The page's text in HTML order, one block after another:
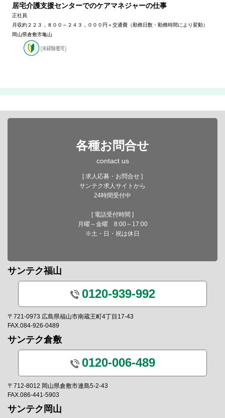
居宅介護支援センターでのケアマネジャーの仕事
正社員
月収約２２３，８００～２４３，０００円＋交通費（勤務日数・勤務時間により変動）
岡山県倉敷市亀山
各種お問合せ
contact us
[ 求人応募・お問合せ ]
サンテク求人サイトから
24時間受付中
[ 電話受付時間 ]
月曜～金曜 8:00～17:00
※土・日・祝は休日
サンテク福山
0120-939-992
〒721-0973 広島県福山市南蔵王町4丁目17-43
FAX.084-926-0489
サンテク倉敷
0120-006-489
〒712-8012 岡山県倉敷市連島5-2-43
FAX.086-441-5903
サンテク岡山